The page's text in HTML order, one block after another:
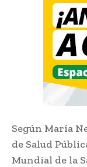
Según María
de Salud
Mundial de la